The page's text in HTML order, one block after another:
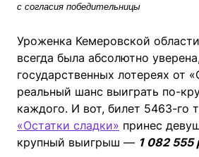
с согласия победительницы
Уроженка Кемеровской
всегда была абсолютно
государственных лотереях от
реальный шанс выиграть по-
каждого. И вот, билет 5463-го
«Остатки сладки» принес
крупный выигрыш — 1 082 555